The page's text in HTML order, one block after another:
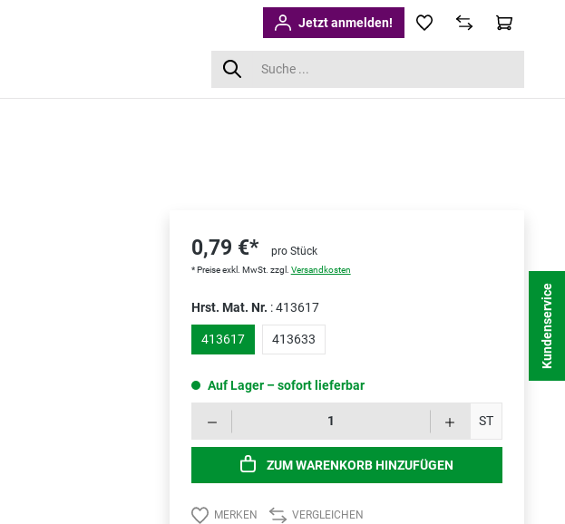
Jetzt anmelden!
0,79 €* pro Stück
* Preise exkl. MwSt. zzgl. Versandkosten
Hrst. Mat. Nr. : 413617
413617 413633
Auf Lager – sofort lieferbar
ST
ZUM WARENKORB HINZUFÜGEN
MERKEN VERGLEICHEN
Kundenservice